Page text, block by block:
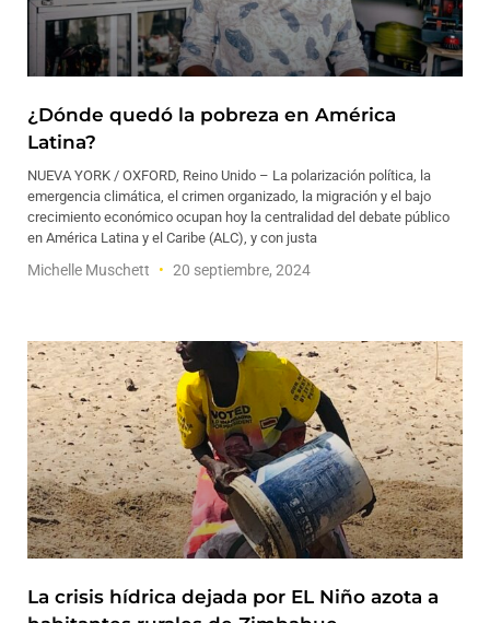
¿Dónde quedó la pobreza en América
Latina?
NUEVA YORK / OXFORD, Reino Unido – La polarización política, la
emergencia climática, el crimen organizado, la migración y el bajo
crecimiento económico ocupan hoy la centralidad del debate público
en América Latina y el Caribe (ALC), y con justa
Michelle Muschett 20 septiembre, 2024
La crisis hídrica dejada por EL Niño azota a